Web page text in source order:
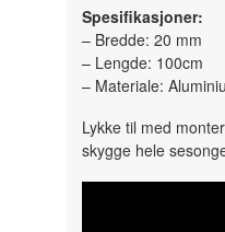
Spesifikasjoner:
– Bredde: 20 mm
– Lengde: 100cm
– Materiale:
Lykke til med
skygge hele